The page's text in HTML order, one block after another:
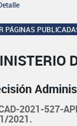
PÁGINAS
2021-527-
2021.